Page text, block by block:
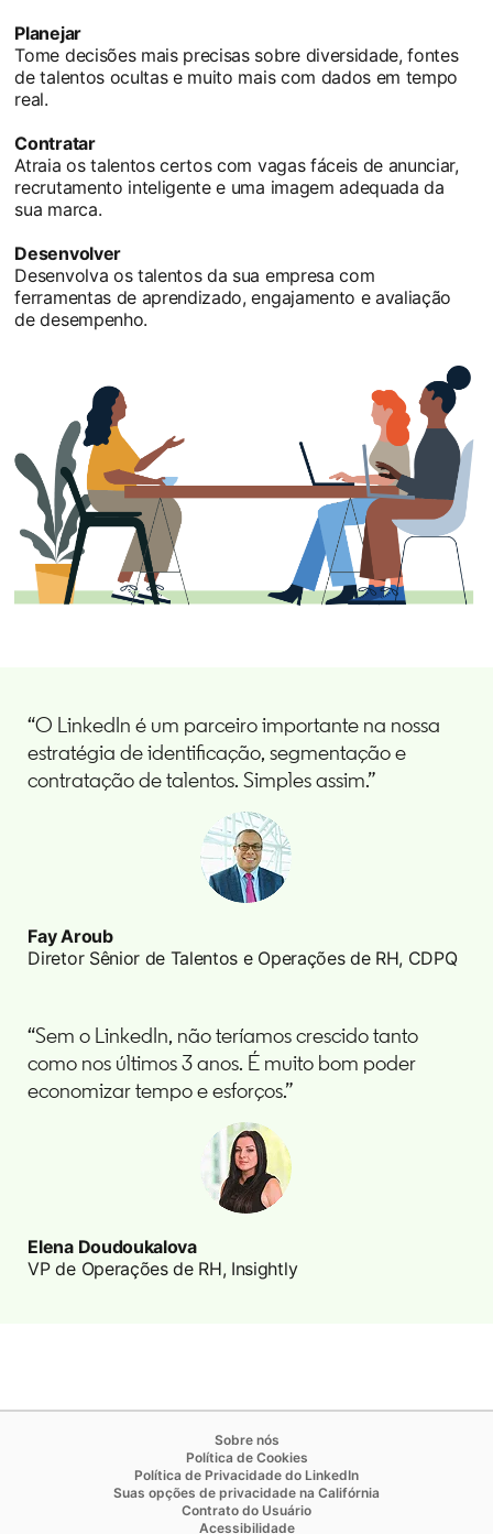
Planejar
Tome decisões mais precisas sobre diversidade, fontes
de talentos ocultas e muito mais com dados em tempo
real.
Contratar
Atraia os talentos certos com vagas fáceis de anunciar,
recrutamento inteligente e uma imagem adequada da
sua marca.
Desenvolver
Desenvolva os talentos da sua empresa com
ferramentas de aprendizado, engajamento e avaliação
de desempenho.
“O LinkedIn é um parceiro importante na nossa
estratégia de identificação, segmentação e
contratação de talentos. Simples assim.”
Fay Aroub
Diretor Sênior de Talentos e Operações de RH, CDPQ
“Sem o LinkedIn, não teríamos crescido tanto
como nos últimos 3 anos. É muito bom poder
economizar tempo e esforços.”
Elena Doudoukalova
VP de Operações de RH, Insightly
Sobre nós
Política de Cookies
Política de Privacidade do LinkedIn
Suas opções de privacidade na Califórnia
Contrato do Usuário
Acessibilidadeopens in a new tab